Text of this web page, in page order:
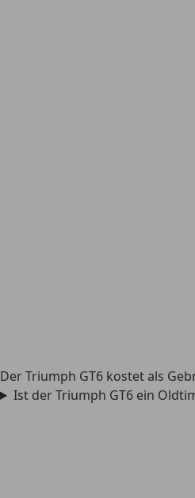
Der Triumph GT6 kostet als
Ist der Triumph GT6 ein